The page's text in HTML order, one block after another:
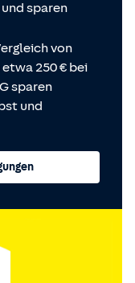
sparen
von
250 € bei
sparen
und